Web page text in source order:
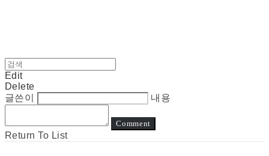
Edit
Delete
글쓴이
내용
Comment
Return To List